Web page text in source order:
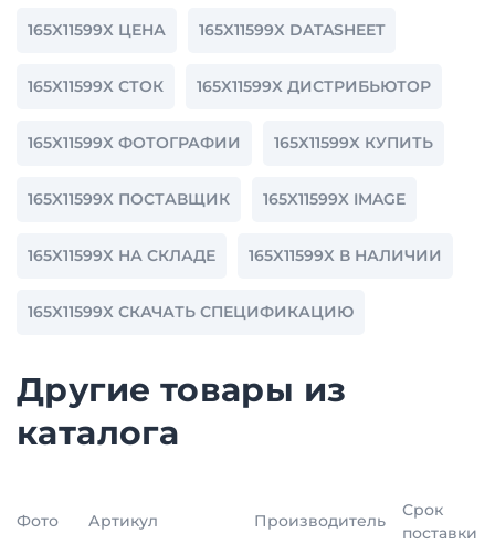
165X11599X ЦЕНА 165X11599X DATASHEET
165X11599X СТОК 165X11599X ДИСТРИБЬЮТОР
165X11599X ФОТОГРАФИИ 165X11599X КУПИТЬ
165X11599X ПОСТАВЩИК 165X11599X IMAGE
165X11599X НА СКЛАДЕ 165X11599X В НАЛИЧИИ
165X11599X СКАЧАТЬ СПЕЦИФИКАЦИЮ
Другие товары из
каталога
Фото Артикул Производитель
Срок
поставки